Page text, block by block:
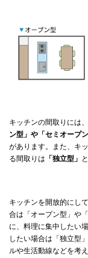
キッチンの間取りには
ン型」や「セミオープ
があります。また、キ
る間取りは 「独立型」
キッチンを開放的にし
合は「オープン型」や
に、料理に集中したい
したい場合は「独立型
ルや生活動線などを考